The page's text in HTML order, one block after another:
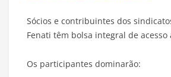
Sócios e contribuintes dos
Fenati têm bolsa integral de
Os participantes dominarão: